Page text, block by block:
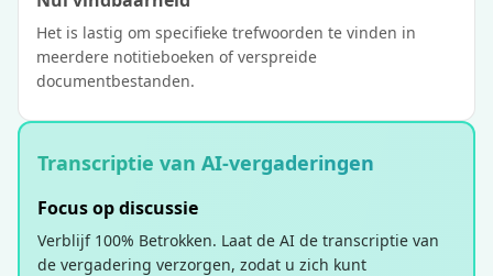
Het is lastig om specifieke trefwoorden te vinden in
meerdere notitieboeken of verspreide
documentbestanden.
Transcriptie van AI-vergaderingen
Focus op discussie
Verblijf 100% Betrokken. Laat de AI de transcriptie van
de vergadering verzorgen, zodat u zich kunt